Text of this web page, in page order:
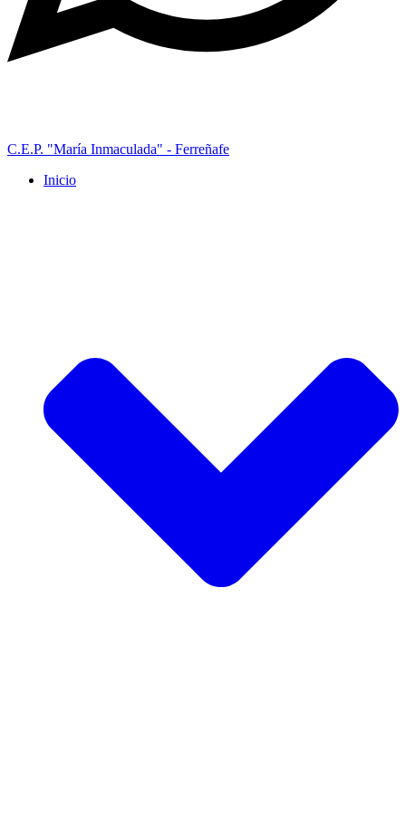
C.E.P. "María Inmaculada" - Ferreñafe
Inicio